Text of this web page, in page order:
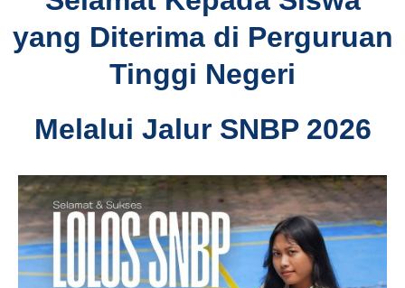
yang Diterima di Perguruan
Tinggi Negeri
Melalui Jalur SNBP 2026